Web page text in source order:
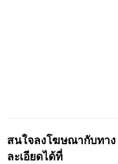
สนใจลงโฆษณากับทาง
ละเอียดได้ที่